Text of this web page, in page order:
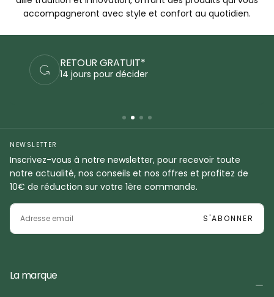
accompagneront avec style et confort au quotidien.
PAIEMENTS SÉCURISÉS
Commandez en sécurité
NEWSLETTER
Inscrivez-vous à notre newsletter, pour recevoir toute
notre actualité, nos conseils et nos offres et profitez de
10€ de réduction sur votre 1ère commande.
EMAIL
S'ABONNER
La marque